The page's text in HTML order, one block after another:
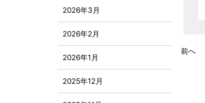
前へ
2026年3月
2026年2月
2026年1月
2025年12月